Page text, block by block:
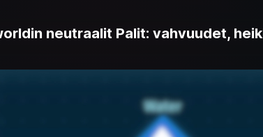
neutraalit Palit: vahvuudet,